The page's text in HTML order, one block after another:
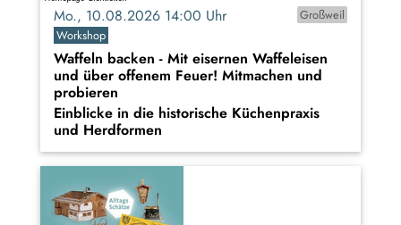
Mo., 10.08.2026 14:00 Uhr
Großweil
Workshop
Waffeln backen - Mit eisernen Waffeleisen
und über offenem Feuer! Mitmachen und
probieren
Einblicke in die historische Küchenpraxis
und Herdformen